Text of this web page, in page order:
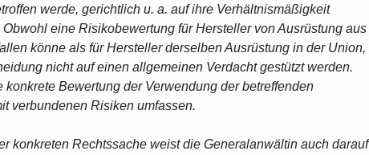
werde, gerichtlich u. a. auf ihre Verhältnismäßigkeit
eine Risikobewertung für Hersteller von Ausrüstung aus
könne als für Hersteller derselben Ausrüstung in der Union,
nicht auf einen allgemeinen Verdacht gestützt werden.
konkrete Bewertung der Verwendung der betreffenden
verbundenen Risiken umfassen.
konkreten Rechtssache weist die Generalanwältin auch darauf